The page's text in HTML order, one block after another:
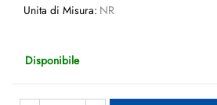
Unita di Misura: NR
Disponibile